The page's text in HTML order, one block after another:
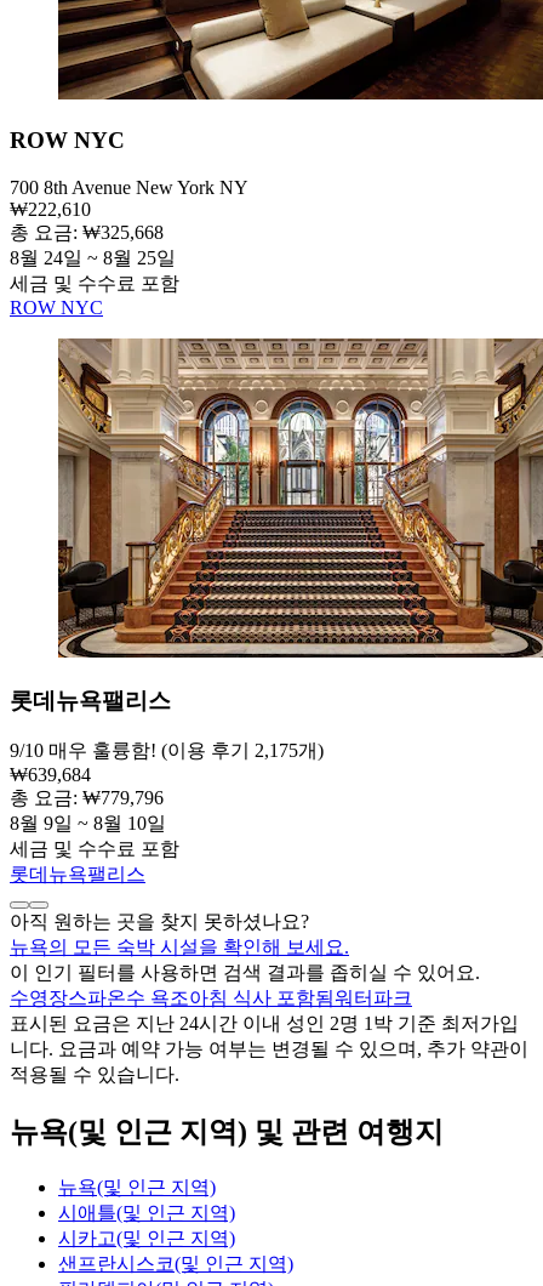
ROW NYC
700 8th Avenue New York NY
₩222,610
총 요금: ₩325,668
8월 24일 ~ 8월 25일
세금 및 수수료 포함
ROW NYC
롯데뉴욕팰리스
9/10 매우 훌륭함! (이용 후기 2,175개)
₩639,684
총 요금: ₩779,796
8월 9일 ~ 8월 10일
세금 및 수수료 포함
롯데뉴욕팰리스
아직 원하는 곳을 찾지 못하셨나요?
뉴욕의 모든 숙박 시설을 확인해 보세요.
이 인기 필터를 사용하면 검색 결과를 좁히실 수 있어요.
수영장스파온수 욕조아침 식사 포함됨워터파크
표시된 요금은 지난 24시간 이내 성인 2명 1박 기준 최저가입
니다. 요금과 예약 가능 여부는 변경될 수 있으며, 추가 약관이
적용될 수 있습니다.
뉴욕(및 인근 지역) 및 관련 여행지
뉴욕(및 인근 지역)
시애틀(및 인근 지역)
시카고(및 인근 지역)
샌프란시스코(및 인근 지역)